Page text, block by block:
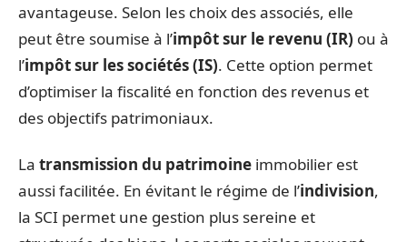
avantageuse. Selon les choix des associés, elle
peut être soumise à l’impôt sur le revenu (IR) ou à
l’impôt sur les sociétés (IS). Cette option permet
d’optimiser la fiscalité en fonction des revenus et
des objectifs patrimoniaux.
La transmission du patrimoine immobilier est
aussi facilitée. En évitant le régime de l’indivision,
la SCI permet une gestion plus sereine et